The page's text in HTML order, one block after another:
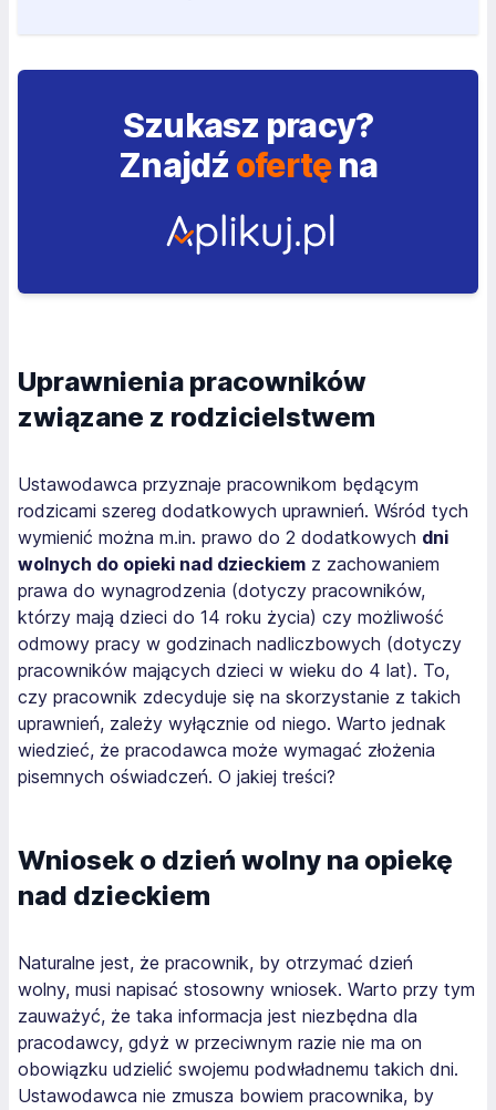
Szukasz pracy?
Znajdź ofertęna
Uprawnienia pracowników
związane z rodzicielstwem
Ustawodawca przyznaje pracownikom będącym
rodzicami szereg dodatkowych uprawnień. Wśród tych
wymienić można m.in. prawo do 2 dodatkowych dni
wolnych do opieki nad dzieckiem z zachowaniem
prawa do wynagrodzenia (dotyczy pracowników,
którzy mają dzieci do 14 roku życia) czy możliwość
odmowy pracy w godzinach nadliczbowych (dotyczy
pracowników mających dzieci w wieku do 4 lat). To,
czy pracownik zdecyduje się na skorzystanie z takich
uprawnień, zależy wyłącznie od niego. Warto jednak
wiedzieć, że pracodawca może wymagać złożenia
pisemnych oświadczeń. O jakiej treści?
Wniosek o dzień wolny na opiekę
nad dzieckiem
Naturalne jest, że pracownik, by otrzymać dzień
wolny, musi napisać stosowny wniosek. Warto przy tym
zauważyć, że taka informacja jest niezbędna dla
pracodawcy, gdyż w przeciwnym razie nie ma on
obowiązku udzielić swojemu podwładnemu takich dni.
Ustawodawca nie zmusza bowiem pracownika, by